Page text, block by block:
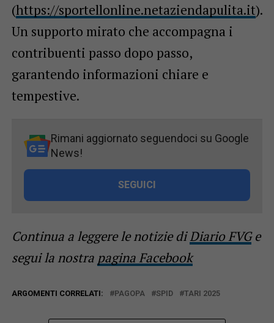
(https://sportellonline.netaziendapulita.it).
Un supporto mirato che accompagna i
contribuenti passo dopo passo,
garantendo informazioni chiare e
tempestive.
Rimani aggiornato seguendoci su Google
News!
SEGUICI
Continua a leggere le notizie diDiario FVGe
segui la nostra pagina Facebook
ARGOMENTI CORRELATI: PAGOPA SPID TARI 2025